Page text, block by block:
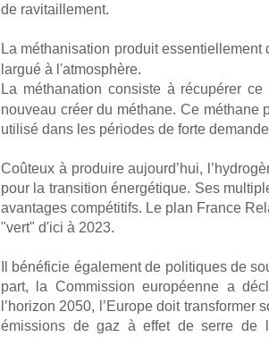
de ravitaillement.
La méthanisation produit essentiellement
largué à l'atmosphère.
La méthanation consiste à récupérer ce
nouveau créer du méthane. Ce méthane
utilisé dans les périodes de forte
Coûteux à produire aujourd’hui,
pour la transition énergétique. Ses
avantages compétitifs. Le plan France
"vert" d'ici à 2023.
Il bénéficie également de politiques de
part, la Commission européenne a
l’horizon 2050, l’Europe doit
émissions de gaz à effet de serre de